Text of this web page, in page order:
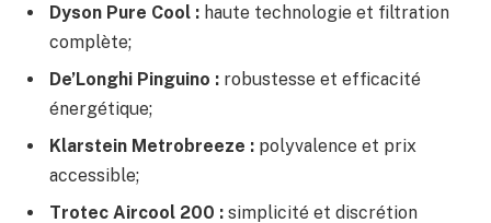
Dyson Pure Cool : haute technologie et filtration
complète;
De’Longhi Pinguino : robustesse et efficacité
énergétique;
Klarstein Metrobreeze : polyvalence et prix
accessible;
Trotec Aircool 200 : simplicité et discrétion